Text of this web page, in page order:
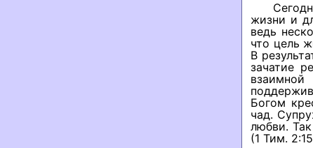
жизни и
ведь
что цель
В
зачатие
Богом
чад.
любви.
(1 Тим.